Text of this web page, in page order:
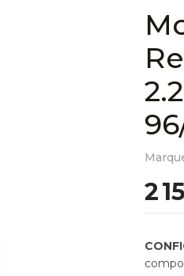
2